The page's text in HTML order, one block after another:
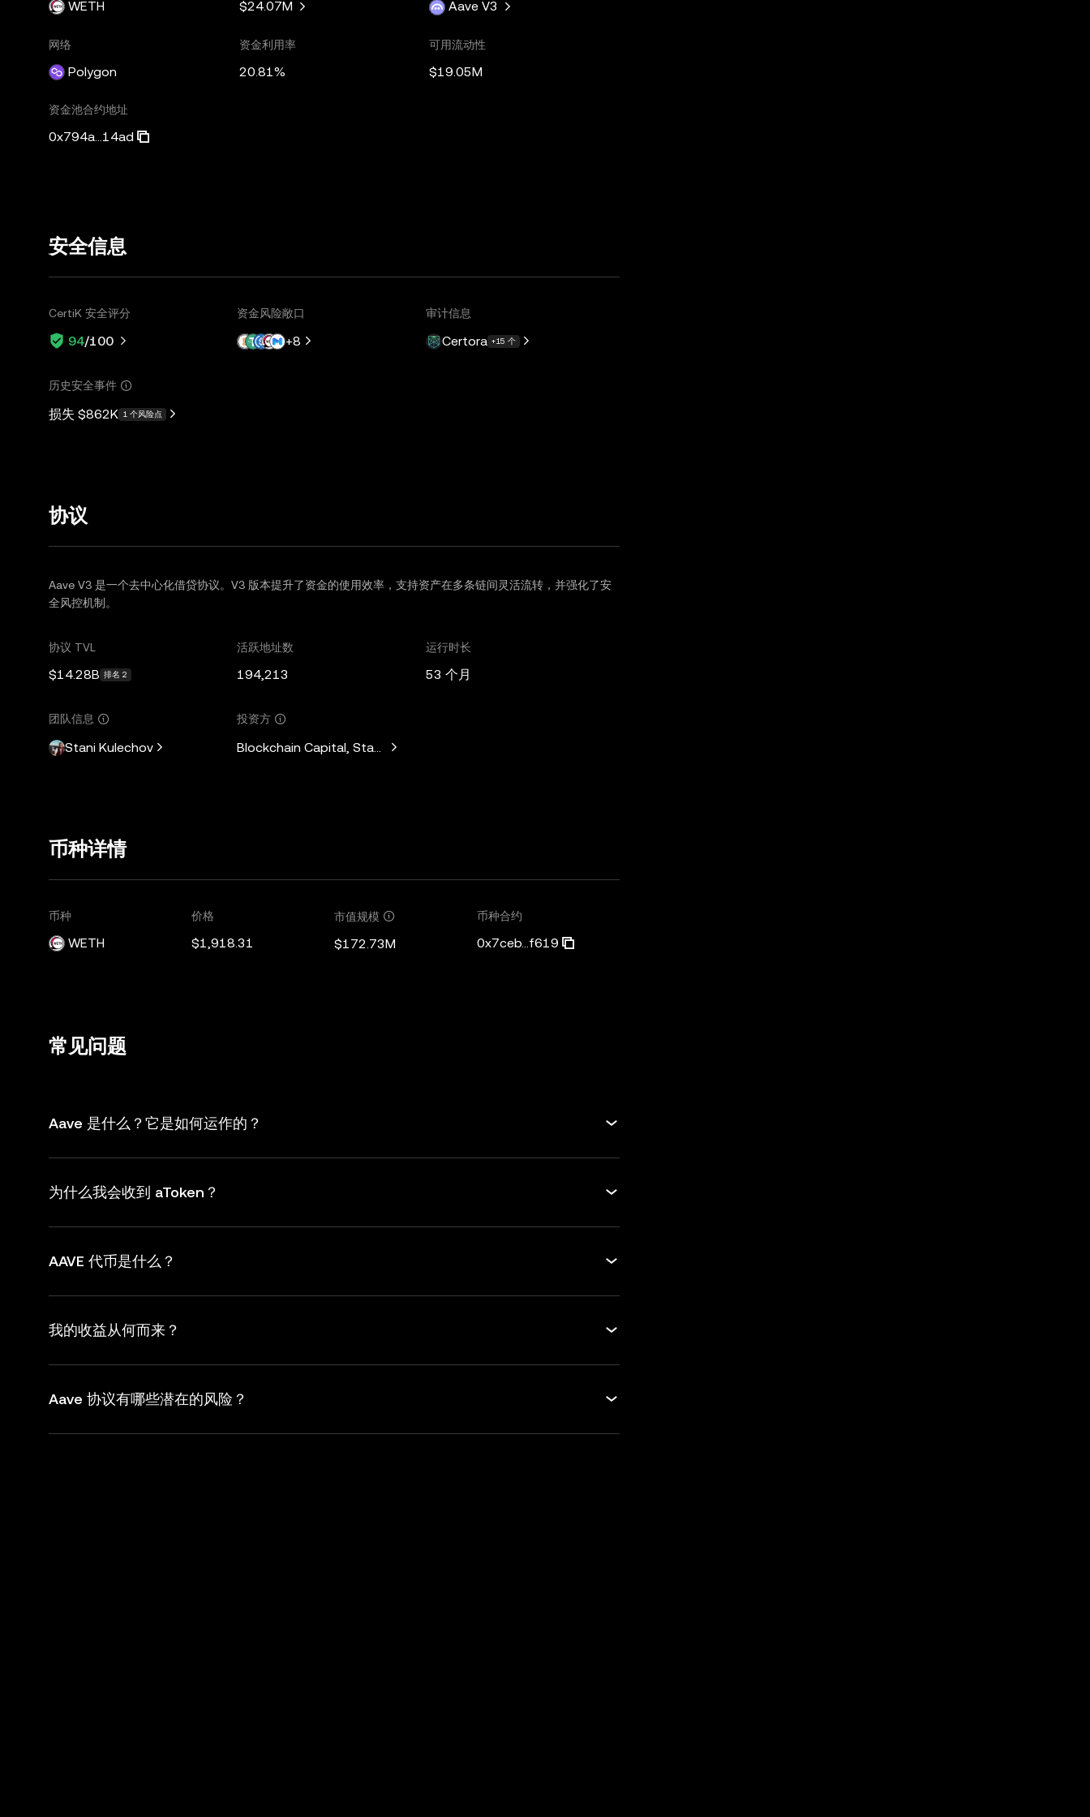
WETH $24.07M Aave V3
网络
Polygon
资金利用率
20.81%
可用流动性
$19.05M
资金池合约地址
0x794a...14ad
安全信息
CertiK 安全评分
94/100
资金风险敞口
+8
审计信息
Certora +15 个
历史安全事件
损失 $862K 1 个风险点
协议
Aave V3 是一个去中心化借贷协议。V3 版本提升了资金的使用效率，支持资产在多条链间灵活流转，并强化了安
全风控机制。
协议 TVL
$14.28B 排名 2
活跃地址数
194,213
运行时长
53 个月
团队信息
Stani Kulechov
投资方
Blockchain Capital, Standard Crypto, Blockchain.com
币种详情
币种
WETH
价格
$1,918.31
市值规模
$172.73M
币种合约
0x7ceb...f619
常见问题
Aave 是什么？它是如何运作的？
为什么我会收到 aToken？
AAVE 代币是什么？
我的收益从何而来？
Aave 协议有哪些潜在的风险？